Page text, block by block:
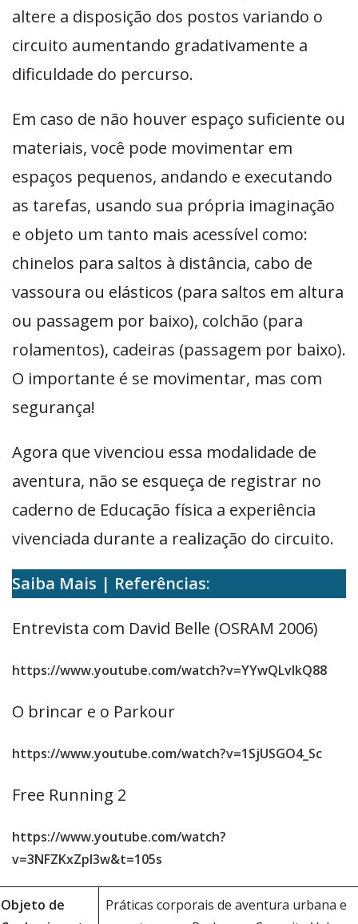
altere a disposição dos postos variando o
circuito aumentando gradativamente a
dificuldade do percurso.
Em caso de não houver espaço suficiente ou
materiais, você pode movimentar em
espaços pequenos, andando e executando
as tarefas, usando sua própria imaginação
e objeto um tanto mais acessível como:
chinelos para saltos à distância, cabo de
vassoura ou elásticos (para saltos em altura
ou passagem por baixo), colchão (para
rolamentos), cadeiras (passagem por baixo).
O importante é se movimentar, mas com
segurança!
Agora que vivenciou essa modalidade de
aventura, não se esqueça de registrar no
caderno de Educação física a experiência
vivenciada durante a realização do circuito.
Saiba Mais | Referências:
Entrevista com David Belle (OSRAM 2006)
https://www.youtube.com/watch?v=YYwQLvIkQ88
O brincar e o Parkour
https://www.youtube.com/watch?v=1SjUSGO4_Sc
Free Running 2
https://www.youtube.com/watch?
v=3NFZKxZpl3w&t=105s
Objeto de
Práticas corporais de aventura urbana e